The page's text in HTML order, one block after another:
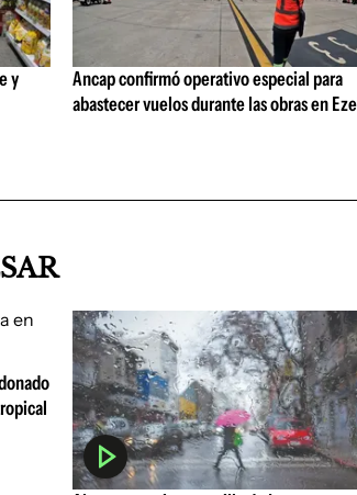
y
Ancap confirmó operativo especial para
abastecer vuelos durante las obras en